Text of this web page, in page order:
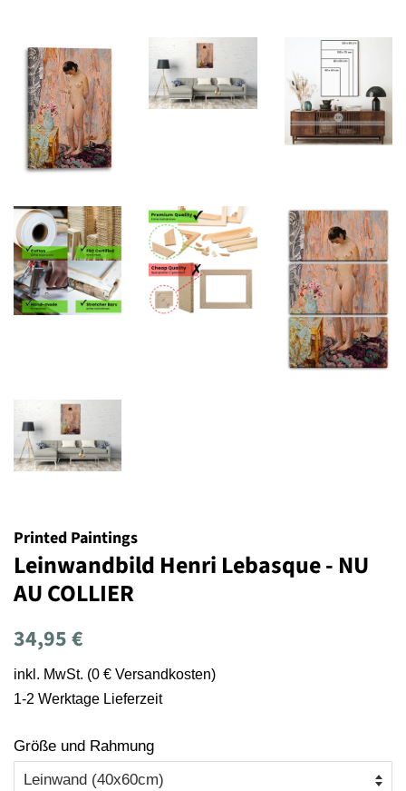
Printed Paintings
Leinwandbild Henri Lebasque - NU
AU COLLIER
Normaler
34,95 €
inkl. MwSt. (0 € Versandkosten)
1-2 Werktage Lieferzeit
Größe und Rahmung